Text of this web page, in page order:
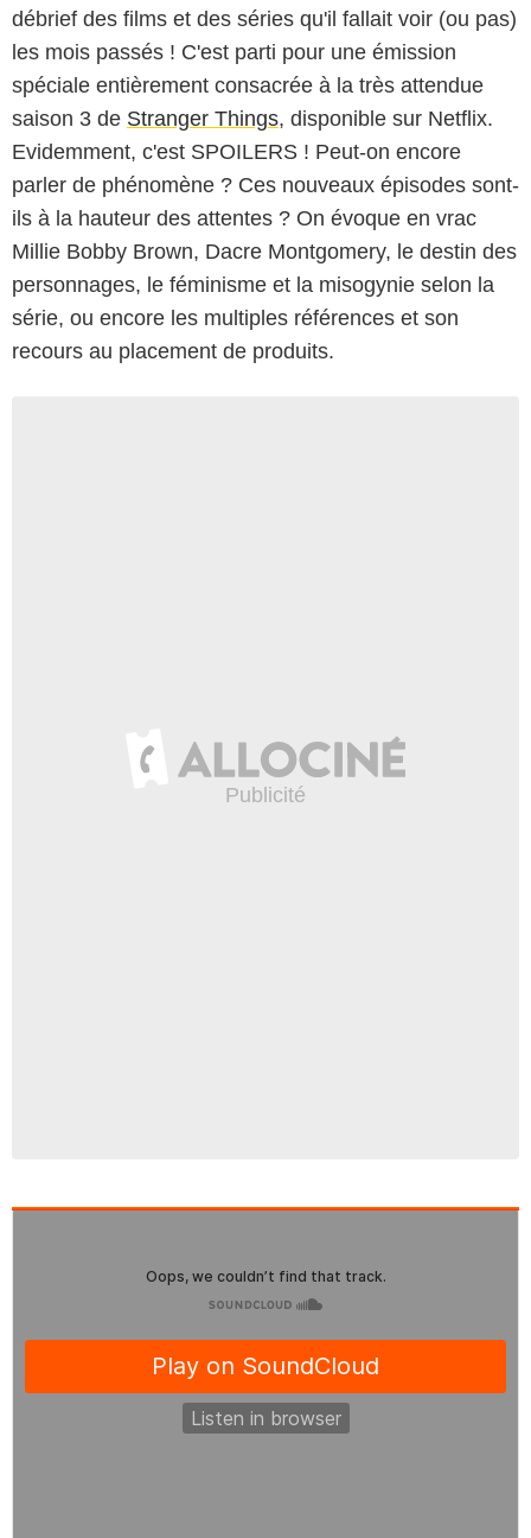
débrief des films et des séries qu'il fallait voir (ou pas)
les mois passés ! C'est parti pour une émission
spéciale entièrement consacrée à la très attendue
saison 3 de Stranger Things, disponible sur Netflix.
Evidemment, c'est SPOILERS ! Peut-on encore
parler de phénomène ? Ces nouveaux épisodes sont-
ils à la hauteur des attentes ? On évoque en vrac
Millie Bobby Brown, Dacre Montgomery, le destin des
personnages, le féminisme et la misogynie selon la
série, ou encore les multiples références et son
recours au placement de produits.